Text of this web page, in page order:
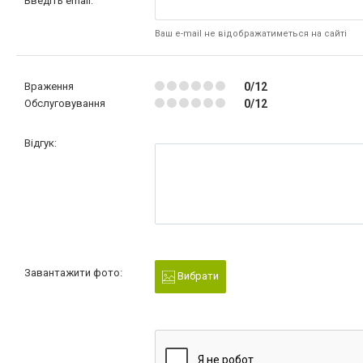
Ваш e-mail не відображатиметься на сайті
Враження 0/12
Обслуговування 0/12
Відгук:
Завантажити фото: Вибрати